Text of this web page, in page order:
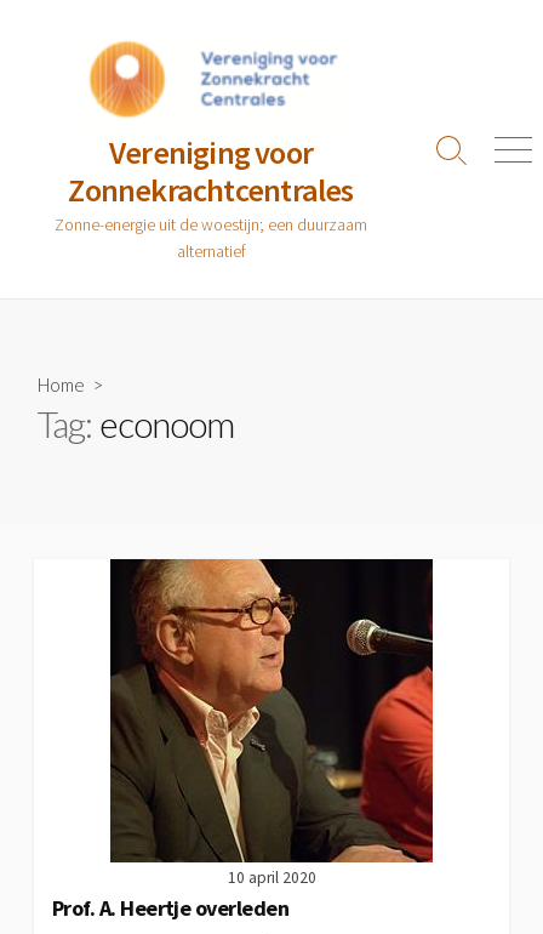
Vereniging voor
Zonnekrachtcentrales
Zonne-energie uit de woestijn; een duurzaam
alternatief
Zoeken
Home >
Tag: econoom
10 april 2020
Prof. A. Heertje overleden